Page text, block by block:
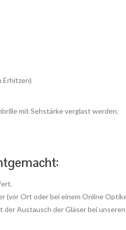
Erhitzen)
mit Sehstärke verglast werden.
(vor Ort oder bei einem Online
Austausch der Gläser bei